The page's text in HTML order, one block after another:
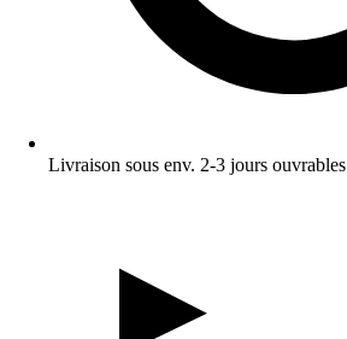
Livraison sous env. 2-3 jours ouvrables